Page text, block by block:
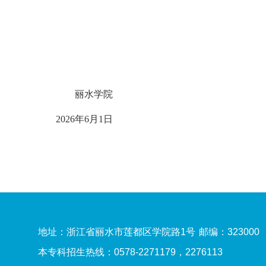
丽水学院
2026年6月1日
地址：浙江省丽水市莲都区学院路1号 邮编：323000
本专科招生热线：0578-2271179，2276113